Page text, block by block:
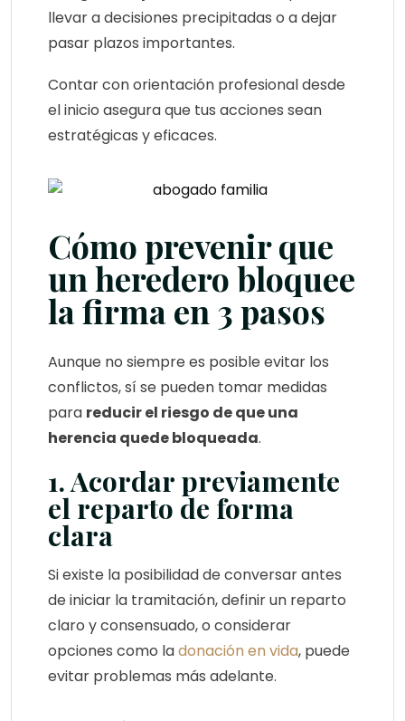
llevar a decisiones precipitadas o a dejar
pasar plazos importantes.
Contar con orientación profesional desde
el inicio asegura que tus acciones sean
estratégicas y eficaces.
Cómo prevenir que
un heredero bloquee
la firma en 3 pasos
Aunque no siempre es posible evitar los
conflictos, sí se pueden tomar medidas
para reducir el riesgo de que una
herencia quede bloqueada.
1. Acordar previamente
el reparto de forma
clara
Si existe la posibilidad de conversar antes
de iniciar la tramitación, definir un reparto
claro y consensuado, o considerar
opciones como ladonación en vida, puede
evitar problemas más adelante.